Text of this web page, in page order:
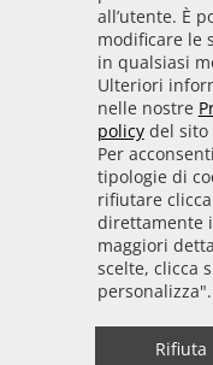
Sito realizzato
per i servizi web
collaborazione
• Informativa cookie
• Amministrazione
• Mappa del sito •
all’utente. È
modificare le
in qualsiasi
Ulteriori
nelle nostre
policydel sito
Per
tipologie di
rifiutare
direttamente
maggiori
scelte, clicca
personalizza".
Rifiuta